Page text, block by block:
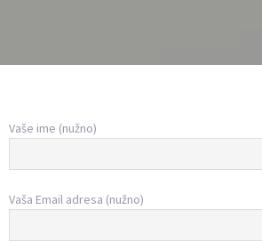
Vaše ime (nužno)
Vaša Email adresa (nužno)